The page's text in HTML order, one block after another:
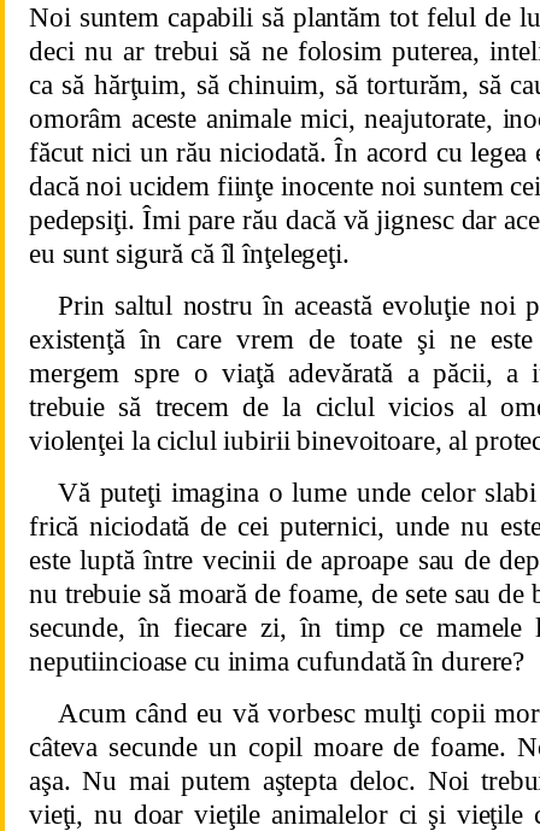
Noi suntem capabili să plantăm tot felul de
deci nu ar trebui să ne folosim puterea,
ca să hărţuim, să chinuim, să torturăm, să
omorâm aceste animale mici, neajutorate,
făcut nici un rău niciodată. În acord cu legea
dacă noi ucidem fiinţe inocente noi suntem
pedepsiţi. Îmi pare rău dacă vă jignesc dar
eu sunt sigură că îl înţelegeţi.
Prin saltul nostru în această evoluţie noi
existenţă în care vrem de toate şi ne
mergem spre o viaţă adevărată a păcii,
trebuie să trecem de la ciclul vicios al
violenţei la ciclul iubirii binevoitoare, al
Vă puteţi imagina o lume unde celor
frică niciodată de cei puternici, unde nu
este luptă între vecinii de aproape sau de
nu trebuie să moară de foame, de sete sau de
secunde, în fiecare zi, în timp ce mamele
neputiincioase cu inima cufundată în durere?
Acum când eu vă vorbesc mulţi copii
câteva secunde un copil moare de foame.
aşa. Nu mai putem aştepta deloc. Noi
vieţi, nu doar vieţile animalelor ci şi vieţile